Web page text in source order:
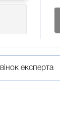
експерта